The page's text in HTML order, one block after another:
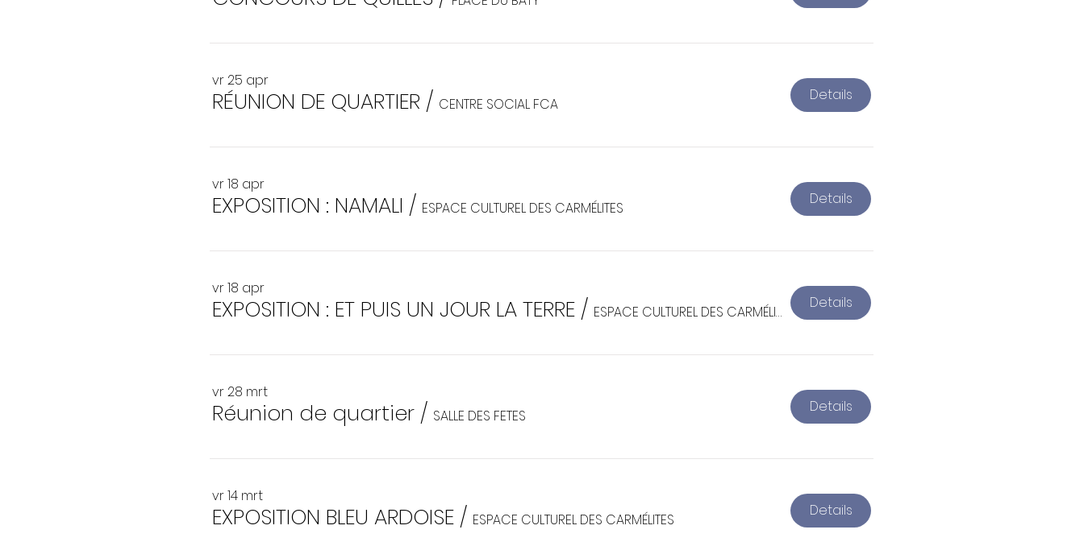
vr 25 apr
RÉUNION DE QUARTIER / CENTRE SOCIAL FCA
Details
vr 18 apr
EXPOSITION : NAMALI / ESPACE CULTUREL DES CARMÉLITES
Details
vr 18 apr
EXPOSITION : ET PUIS UN JOUR LA TERRE / ESPACE CULTUREL DES CARMÉLITES
Details
vr 28 mrt
Réunion de quartier / SALLE DES FETES
Details
vr 14 mrt
EXPOSITION BLEU ARDOISE / ESPACE CULTUREL DES CARMÉLITES
Details